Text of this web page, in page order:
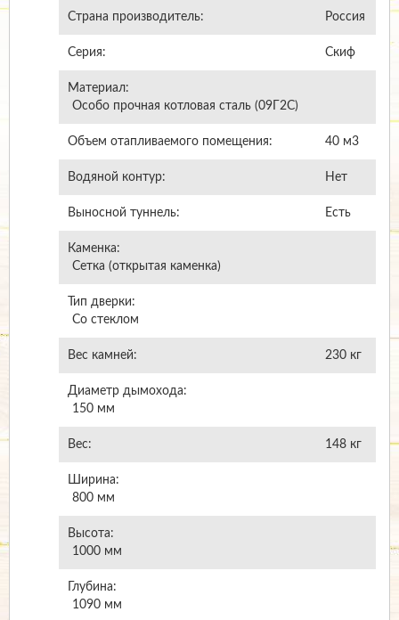
Страна производитель: Россия
Серия: Скиф
Материал:
Особо прочная котловая сталь (09Г2С)
Объем отапливаемого помещения: 40 м3
Водяной контур: Нет
Выносной туннель: Есть
Каменка:
Сетка (открытая каменка)
Тип дверки:
Со стеклом
Вес камней: 230 кг
Диаметр дымохода:
150 мм
Вес: 148 кг
Ширина:
800 мм
Высота:
1000 мм
Глубина:
1090 мм